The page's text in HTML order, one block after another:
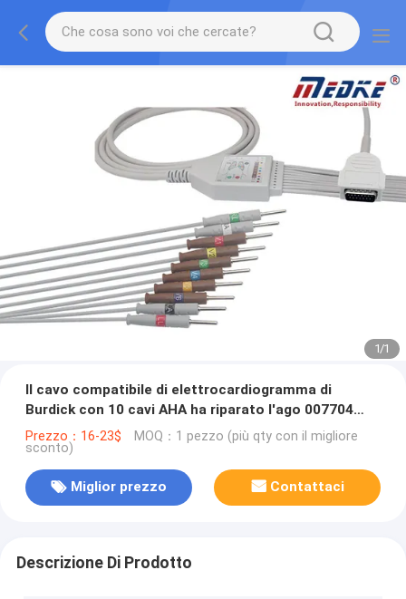
1/1
Il cavo compatibile di elettrocardiogramma di
Burdick con 10 cavi AHA ha riparato l'ago 007704
012-0844-01
Prezzo：16-23$ MOQ：1 pezzo (più qty con il migliore
sconto)
Miglior prezzo Contattaci
Descrizione Di Prodotto